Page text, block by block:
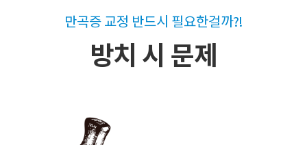
만곡증 교정 반드시 필요한걸까?!
방치 시 문제